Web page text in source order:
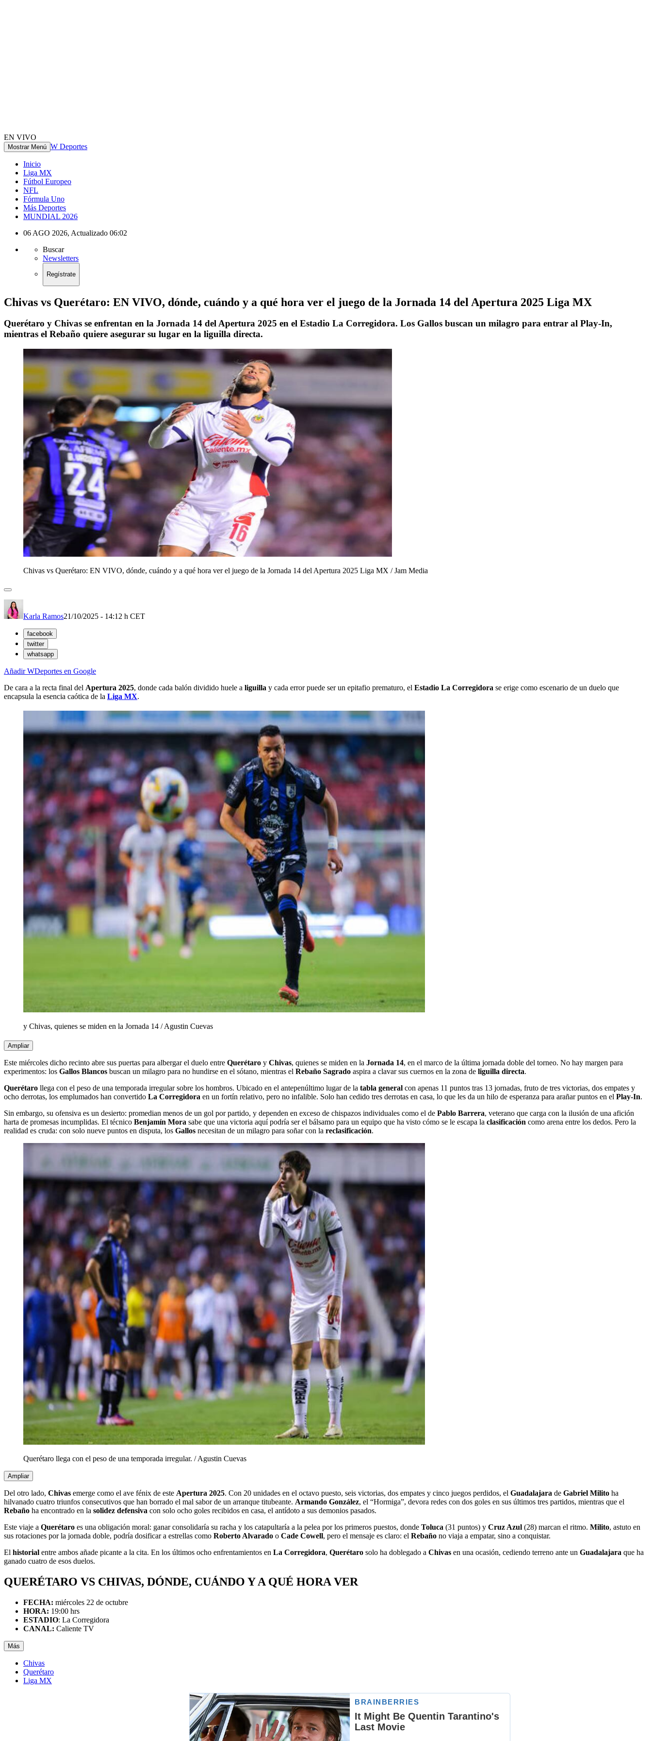
EN VIVO
Mostrar Menú W Deportes
Inicio
Liga MX
Fútbol Europeo
NFL
Fórmula Uno
Más Deportes
MUNDIAL 2026
06 AGO 2026, Actualizado 06:02
Buscar
Newsletters
Regístrate
Chivas vs Querétaro: EN VIVO, dónde, cuándo y a qué hora ver el juego de la Jornada 14 del Apertura 2025 Liga MX
Querétaro y Chivas se enfrentan en la Jornada 14 del Apertura 2025 en el Estadio La Corregidora. Los Gallos buscan un milagro para entrar al Play-In,
mientras el Rebaño quiere asegurar su lugar en la liguilla directa.
Chivas vs Querétaro: EN VIVO, dónde, cuándo y a qué hora ver el juego de la Jornada 14 del Apertura 2025 Liga MX /Jam Media
Karla Ramos21/10/2025 - 14:12 h CET
facebook
twitter
whatsapp
Añadir WDeportes en Google
De cara a la recta final del Apertura 2025, donde cada balón dividido huele a liguilla y cada error puede ser un epitafio prematuro, el Estadio La Corregidora se erige como escenario de un duelo que
encapsula la esencia caótica de la Liga MX.
y Chivas, quienes se miden en la Jornada 14 /Agustin Cuevas
Ampliar
Este miércoles dicho recinto abre sus puertas para albergar el duelo entre Querétaro y Chivas, quienes se miden en la Jornada 14, en el marco de la última jornada doble del torneo. No hay margen para
experimentos: los Gallos Blancos buscan un milagro para no hundirse en el sótano, mientras el Rebaño Sagrado aspira a clavar sus cuernos en la zona de liguilla directa.
Querétaro llega con el peso de una temporada irregular sobre los hombros. Ubicado en el antepenúltimo lugar de la tabla general con apenas 11 puntos tras 13 jornadas, fruto de tres victorias, dos empates y
ocho derrotas, los emplumados han convertido La Corregidora en un fortín relativo, pero no infalible. Solo han cedido tres derrotas en casa, lo que les da un hilo de esperanza para arañar puntos en el Play-In.
Sin embargo, su ofensiva es un desierto: promedian menos de un gol por partido, y dependen en exceso de chispazos individuales como el de Pablo Barrera, veterano que carga con la ilusión de una afición
harta de promesas incumplidas. El técnico Benjamín Mora sabe que una victoria aquí podría ser el bálsamo para un equipo que ha visto cómo se le escapa la clasificación como arena entre los dedos. Pero la
realidad es cruda: con solo nueve puntos en disputa, los Gallos necesitan de un milagro para soñar con la reclasificación.
Querétaro llega con el peso de una temporada irregular. /Agustin Cuevas
Ampliar
Del otro lado, Chivas emerge como el ave fénix de este Apertura 2025. Con 20 unidades en el octavo puesto, seis victorias, dos empates y cinco juegos perdidos, el Guadalajara de Gabriel Milito ha
hilvanado cuatro triunfos consecutivos que han borrado el mal sabor de un arranque titubeante. Armando González, el “Hormiga”, devora redes con dos goles en sus últimos tres partidos, mientras que el
Rebaño ha encontrado en la solidez defensiva con solo ocho goles recibidos en casa, el antídoto a sus demonios pasados.
Este viaje a Querétaro es una obligación moral: ganar consolidaría su racha y los catapultaría a la pelea por los primeros puestos, donde Toluca (31 puntos) y Cruz Azul (28) marcan el ritmo. Milito, astuto en
sus rotaciones por la jornada doble, podría dosificar a estrellas como Roberto Alvarado o Cade Cowell, pero el mensaje es claro: el Rebaño no viaja a empatar, sino a conquistar.
El historial entre ambos añade picante a la cita. En los últimos ocho enfrentamientos en La Corregidora, Querétaro solo ha doblegado a Chivas en una ocasión, cediendo terreno ante un Guadalajara que ha
ganado cuatro de esos duelos.
QUERÉTARO VS CHIVAS, DÓNDE, CUÁNDO Y A QUÉ HORA VER
FECHA: miércoles 22 de octubre
HORA: 19:00 hrs
ESTADIO: La Corregidora
CANAL: Caliente TV
Más
Chivas
Querétaro
Liga MX